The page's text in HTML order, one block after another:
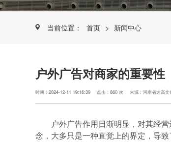
当前位置： 首页 > 新闻中心
户外广告对商家的重要性
时间：2024-12-11 19:16:39 点击：860 次 来源：河南省速高文
户外广告作用日渐明显，对其经
念，大多只是一种直觉上的界定，导